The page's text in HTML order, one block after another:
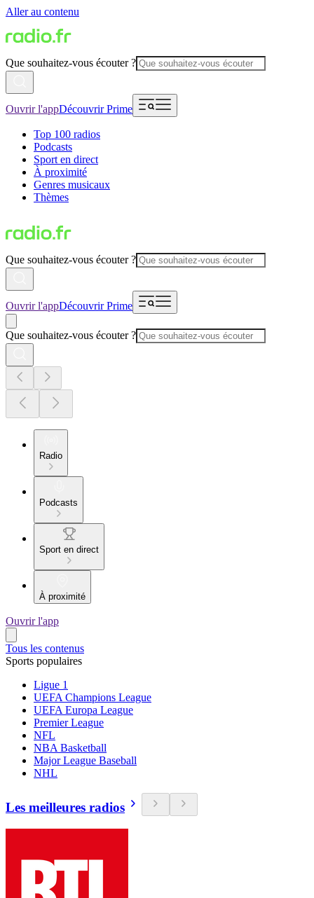
Aller au contenu
Que souhaitez-vous écouter ?
Ouvrir l'appDécouvrir Prime
Top 100 radios
Podcasts
Sport en direct
À proximité
Genres musicaux
Thèmes
Que souhaitez-vous écouter ?
Ouvrir l'appDécouvrir Prime
Que souhaitez-vous écouter ?
Radio
Podcasts
Sport en direct
À proximité
Ouvrir l'app
Tous les contenus
Sports populaires
Ligue 1
UEFA Champions League
UEFA Europa League
Premier League
NFL
NBA Basketball
Major League Baseball
NHL
Les meilleures radios